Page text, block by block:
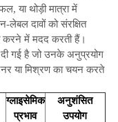
या थोड़ी मात्रा में
लेबल दावों को संरक्षित
करने में मदद करती हैं।
दी गई है जो उनके अनुप्रयोग
या मिश्रण का चयन करते
ग्लाइसेमिक
प्रभाव
अनुशंसित
उपयोग